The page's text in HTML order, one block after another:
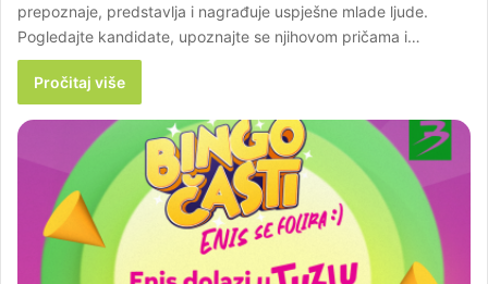
prepoznaje, predstavlja i nagrađuje uspješne mlade ljude.
Pogledajte kandidate, upoznajte se njihovom pričama i…
Pročitaj više